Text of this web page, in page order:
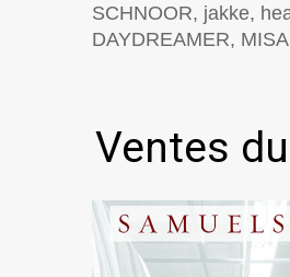
SCHNOOR, jakke,
DAYDREAMER,
Ventes